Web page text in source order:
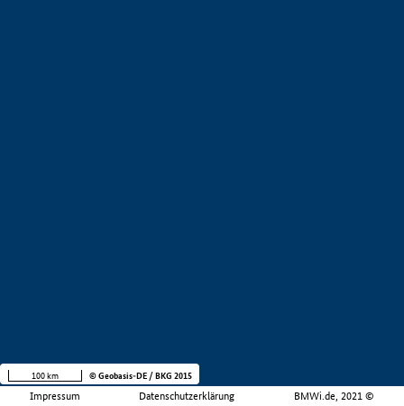
Impressum Datenschutzerklärung BMWi.de, 2021 ©
100 km © Geobasis-DE / BKG 2015